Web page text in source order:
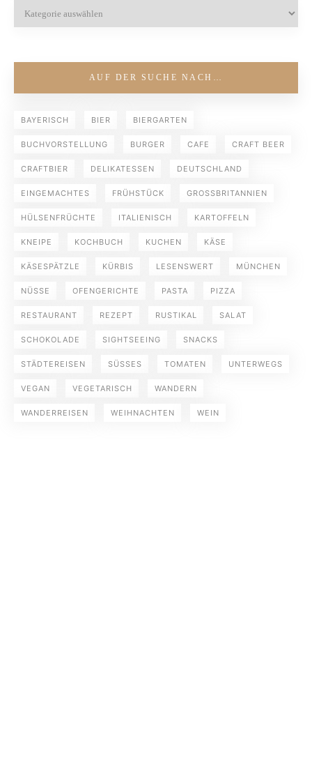
AUF DER SUCHE NACH…
BAYERISCH BIER BIERGARTEN
BUCHVORSTELLUNG BURGER CAFE CRAFT BEER
CRAFTBIER DELIKATESSEN DEUTSCHLAND
EINGEMACHTES FRÜHSTÜCK GROSSBRITANNIEN
HÜLSENFRÜCHTE ITALIENISCH KARTOFFELN
KNEIPE KOCHBUCH KUCHEN KÄSE
KÄSESPÄTZLE KÜRBIS LESENSWERT MÜNCHEN
NÜSSE OFENGERICHTE PASTA PIZZA
RESTAURANT REZEPT RUSTIKAL SALAT
SCHOKOLADE SIGHTSEEING SNACKS
STÄDTEREISEN SÜSSES TOMATEN UNTERWEGS
VEGAN VEGETARISCH WANDERN
WANDERREISEN WEIHNACHTEN WEIN